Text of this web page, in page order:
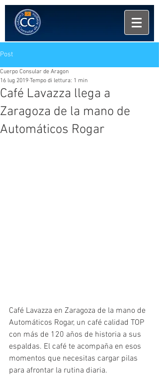
Post
Café Lavazza llega a
Zaragoza de la mano de
Automáticos Rogar
Cuerpo Consular de Aragon
16 lug 2019 Tempo di lettura: 1 min
Café Lavazza en Zaragoza de la mano de
Automáticos Rogar, un café calidad TOP
con más de 120 años de historia a sus
espaldas. El café te acompaña en esos
momentos que necesitas cargar pilas
para afrontar la rutina diaria.